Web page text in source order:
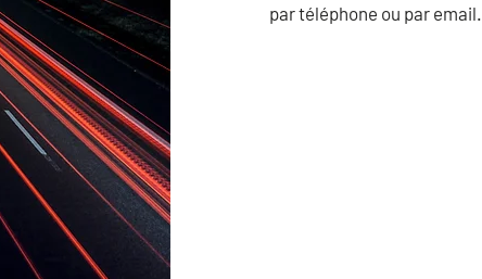
par téléphone ou par email.